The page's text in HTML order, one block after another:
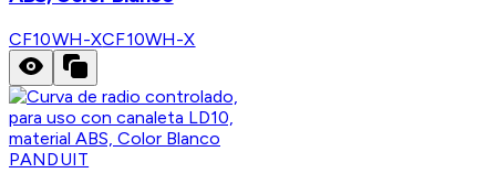
CF10WH-XCF10WH-X
PANDUIT